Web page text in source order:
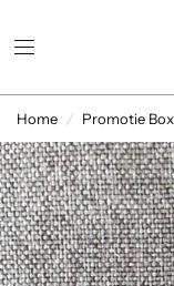
Home / Promotie